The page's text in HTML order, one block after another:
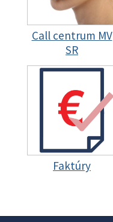
Call centrum MV
SR
Faktúry